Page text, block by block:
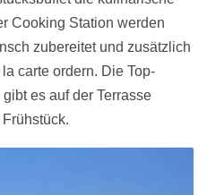
Cooking Station werden
zubereitet und zusätzlich
carte ordern. Die Top-
es auf der Terrasse